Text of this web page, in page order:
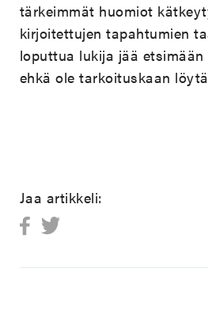
tärkeimmät huomiot
kirjoitettujen tapahtumien
loputtua lukija jää
ehkä ole tarkoituskaan
Jaa artikkeli: